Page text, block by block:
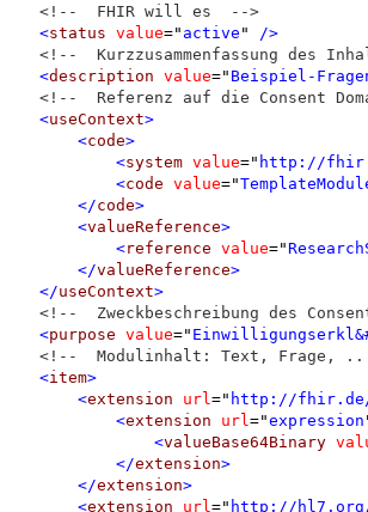
<!--  FHIR will es  -->
<status value=" active " />
<!--  Kurzzusammenfassung des
<description value=" Beispiel-
<!--  Referenz auf die Consent
<useContext>
<code>
<system value=" http://
<code value="
</code>
<valueReference>
<reference value="
</valueReference>
</useContext>
<!--  Zweckbeschreibung des
<purpose value="
<!--  Modulinhalt: Text, Frage,
<item>
<extension url =" http://fhir.de/
<extension url ="expression
<valueBase64Binary
</extension>
</extension>
<extension url =" http://